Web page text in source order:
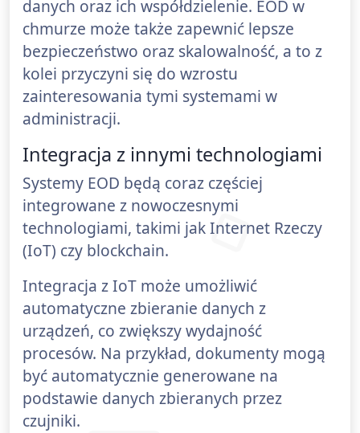
danych oraz ich współdzielenie. EOD w
chmurze może także zapewnić lepsze
bezpieczeństwo oraz skalowalność, a to z
kolei przyczyni się do wzrostu
zainteresowania tymi systemami w
administracji.
Integracja z innymi technologiami
Systemy EOD będą coraz częściej
integrowane z nowoczesnymi
technologiami, takimi jak Internet Rzeczy
(IoT) czy blockchain.
Integracja z IoT może umożliwić
automatyczne zbieranie danych z
urządzeń, co zwiększy wydajność
procesów. Na przykład, dokumenty mogą
być automatycznie generowane na
podstawie danych zbieranych przez
czujniki.